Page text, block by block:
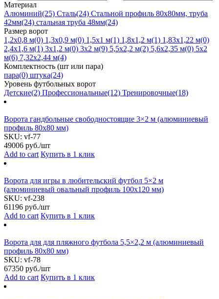
Материал
Алюминий(25) Сталь(24) Стальной профиль 80х80мм, труба
42мм(24) стальная труба 48мм(24)
Размер ворот
1,2x0,8 м(0) 1,3x0,9 м(0) 1,5x1 м(1) 1,8x1,2 м(1) 1,83x1,22 м(0)
2,4x1,6 м(1) 3x1,2 м(0) 3x2 м(9) 5,5x2,2 м(2) 5,6x2,35 м(0) 5x2
м(6) 7,32x2,44 м(4)
Комплектность (шт или пара)
пара(0) штука(24)
Уровень футбольных ворот
Детские(2) Профессиональные(12) Тренировочные(18)
Ворота гандбольные свободностоящие 3×2 м (алюминиевый
профиль 80х80 мм)
SKU: vf-77
49006 руб./шт
Add to cart Купить в 1 клик
Ворота для игры в любительский футбол 5×2 м
(алюминиевый овальный профиль 100х120 мм)
SKU: vf-238
61196 руб./шт
Add to cart Купить в 1 клик
Ворота для для пляжного футбола 5,5×2,2 м (алюминиевый
профиль 80х80 мм)
SKU: vf-78
67350 руб./шт
Add to cart Купить в 1 клик